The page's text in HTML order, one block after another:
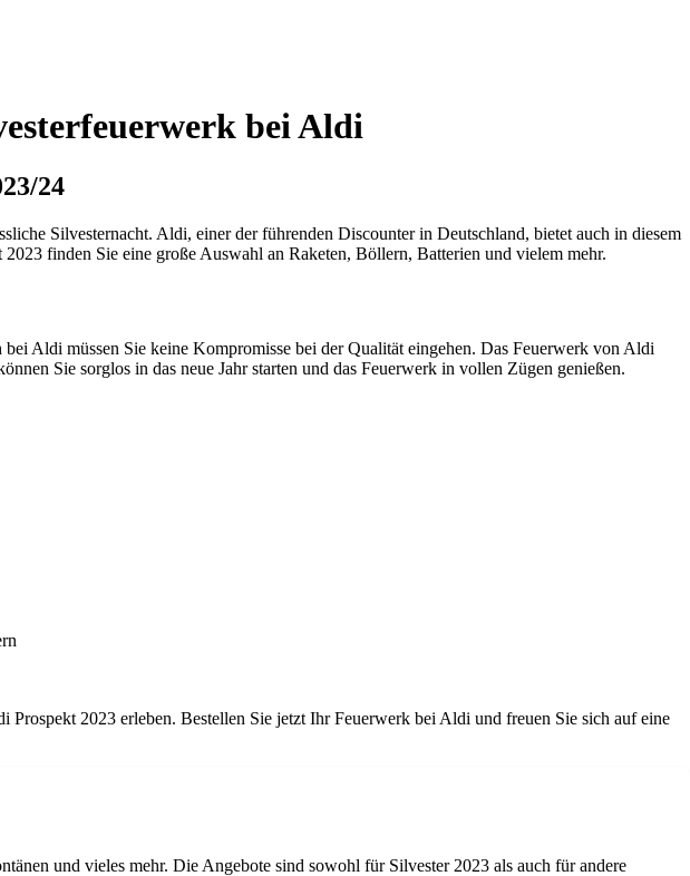
bei Aldi
24
Silvesternacht. Aldi, einer der führenden Discounter in Deutschland, bietet auch in diesem
finden Sie eine große Auswahl an Raketen, Böllern, Batterien und vielem mehr.
Aldi müssen Sie keine Kompromisse bei der Qualität eingehen. Das Feuerwerk von Aldi
Sie sorglos in das neue Jahr starten und das Feuerwerk in vollen Zügen genießen.
2023 erleben. Bestellen Sie jetzt Ihr Feuerwerk bei Aldi und freuen Sie sich auf eine
und vieles mehr. Die Angebote sind sowohl für Silvester 2023 als auch für andere